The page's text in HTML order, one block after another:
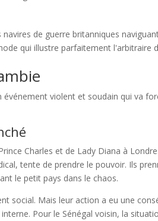
de guerre britanniques
qui illustre parfaitement l'arbitraire
violent et soudain qui va
Charles et de Lady Diana à
tente de prendre le pouvoir. Ils
le petit pays dans le chaos.
social. Mais leur action a eu une
Pour le Sénégal voisin, la